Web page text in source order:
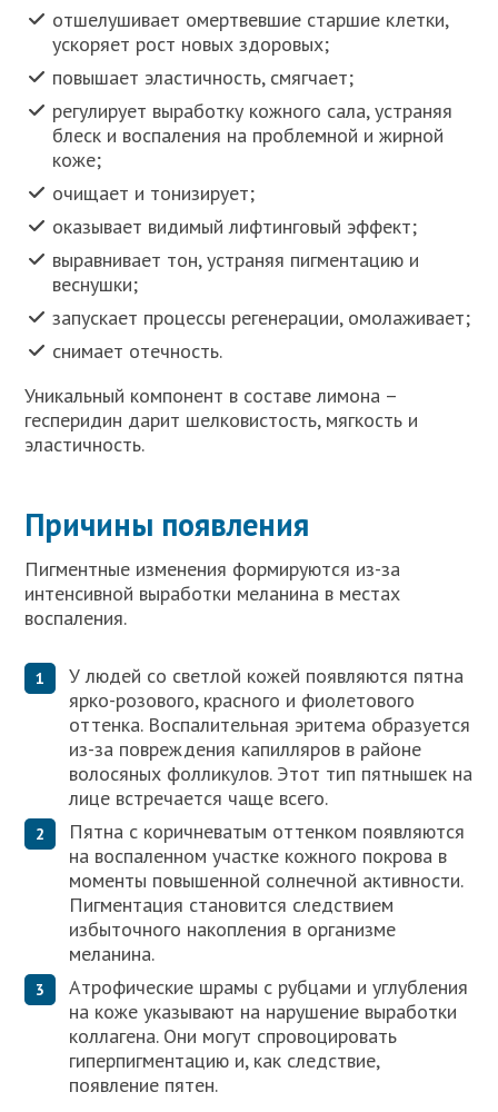
отшелушивает омертвевшие старшие клетки,
ускоряет рост новых здоровых;
повышает эластичность, смягчает;
регулирует выработку кожного сала, устраняя
блеск и воспаления на проблемной и жирной
коже;
очищает и тонизирует;
оказывает видимый лифтинговый эффект;
выравнивает тон, устраняя пигментацию и
веснушки;
запускает процессы регенерации, омолаживает;
снимает отечность.
Уникальный компонент в составе лимона –
гесперидин дарит шелковистость, мягкость и
эластичность.
Причины появления
Пигментные изменения формируются из-за
интенсивной выработки меланина в местах
воспаления.
У людей со светлой кожей появляются пятна
ярко-розового, красного и фиолетового
оттенка. Воспалительная эритема образуется
из-за повреждения капилляров в районе
волосяных фолликулов. Этот тип пятнышек на
лице встречается чаще всего.
Пятна с коричневатым оттенком появляются
на воспаленном участке кожного покрова в
моменты повышенной солнечной активности.
Пигментация становится следствием
избыточного накопления в организме
меланина.
Атрофические шрамы с рубцами и углубления
на коже указывают на нарушение выработки
коллагена. Они могут спровоцировать
гиперпигментацию и, как следствие,
появление пятен.